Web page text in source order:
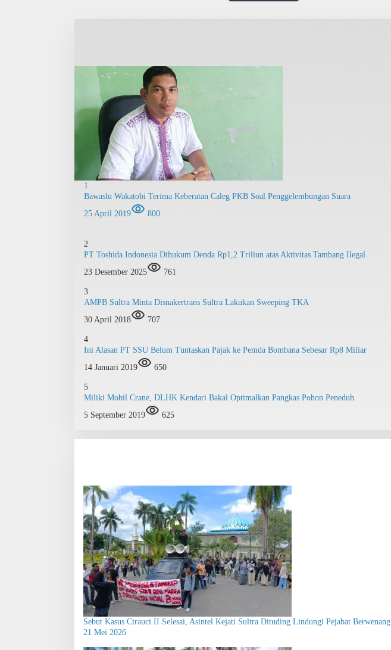
1
Bawaslu Wakatobi Terima Keberatan Caleg PKB Soal Penggelembungan Suara
25 April 2019
800
2
PT Toshida Indonesia Dihukum Denda Rp1,2 Triliun atas Aktivitas Tambang Ilegal
23 Desember 2025
761
3
AMPB Sultra Minta Disnakertrans Sultra Lakukan Sweeping TKA
30 April 2018
707
4
Ini Alasan PT SSU Belum Tuntaskan Pajak ke Pemda Bombana Sebesar Rp8 Miliar
14 Januari 2019
650
5
Miliki Mobil Crane, DLHK Kendari Bakal Optimalkan Pangkas Pohon Peneduh
5 September 2019
625
Sebut Kasus Cirauci II Selesai, Asintel Kejati Sultra Dituding Lindungi Pejabat Berwenang
21 Mei 2026